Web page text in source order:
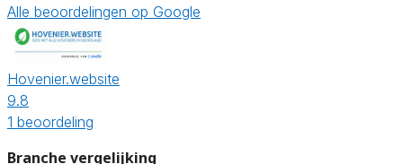
Alle beoordelingen op Google
Hovenier.website
9.8
1 beoordeling
Branche vergelijking